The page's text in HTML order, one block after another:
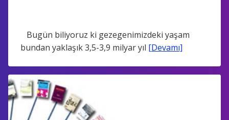
Bugün biliyoruz ki gezegenimizdeki yaşam
bundan yaklaşık 3,5-3,9 milyar yıl [Devamı]